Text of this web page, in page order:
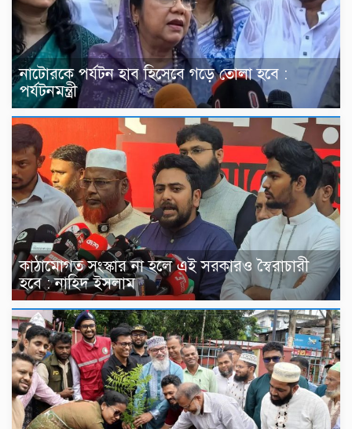
নাটোরকে পর্যটন হাব হিসেবে গড়ে তোলা হবে :
পর্যটনমন্ত্রী
কাঠামোগত সংস্কার না হলে এই সরকারও স্বৈরাচারী
হবে : নাহিদ ইসলাম